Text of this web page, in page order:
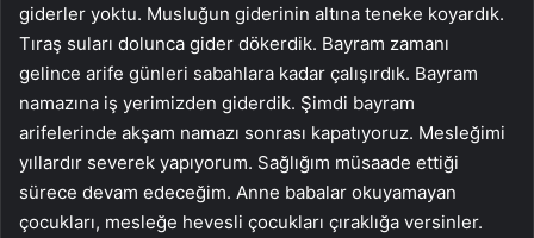
giderler yoktu. Musluğun giderinin altına teneke koyardık.
Tıraş suları dolunca gider dökerdik. Bayram zamanı
gelince arife günleri sabahlara kadar çalışırdık. Bayram
namazına iş yerimizden giderdik. Şimdi bayram
arifelerinde akşam namazı sonrası kapatıyoruz. Mesleğimi
yıllardır severek yapıyorum. Sağlığım müsaade ettiği
sürece devam edeceğim. Anne babalar okuyamayan
çocukları, mesleğe hevesli çocukları çıraklığa versinler.